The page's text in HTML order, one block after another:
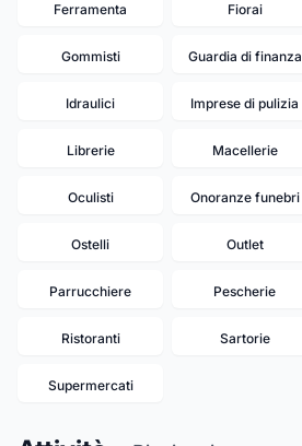
Ferramenta Fiorai
Gommisti Guardia di finanza
Idraulici Imprese di pulizia
Librerie Macellerie
Oculisti Onoranze funebri
Ostelli Outlet
Parrucchiere Pescherie
Ristoranti Sartorie
Supermercati